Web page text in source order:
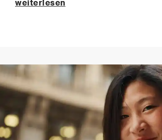
weiterlesen